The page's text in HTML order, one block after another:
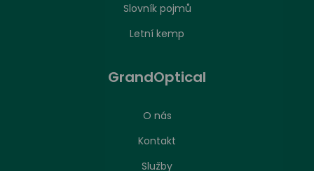
Slovník pojmů
Letní kemp
GrandOptical
O nás
Kontakt
Služby
Nastavení zpracování cookies